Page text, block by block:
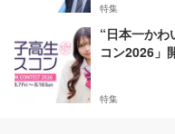
特集
“日本一かわ
コン2026」
特集